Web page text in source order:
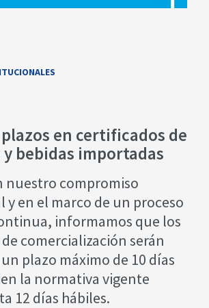
en certificados de
bebidas importadas
nuestro compromiso
en el marco de un proceso
informamos que los
comercialización serán
plazo máximo de 10 días
la normativa vigente
12 días hábiles.